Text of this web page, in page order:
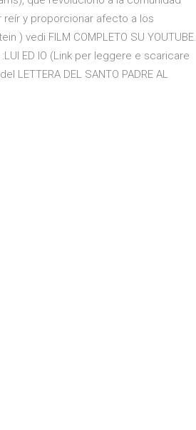
y proporcionar afecto a los
) vedi FILM COMPLETO SU YOUTUBE.
:LUI ED IO (Link per leggere e scaricare
LETTERA DEL SANTO PADRE AL